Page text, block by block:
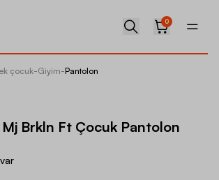
0
çocuk-Giyim-Pantolon
Brkln Ft Çocuk Pantolon